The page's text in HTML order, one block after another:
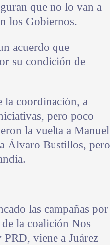
que no lo van a
los Gobiernos.
acuerdo que
su condición de
la coordinación, a
pero poco
la vuelta a Manuel
Álvaro Bustillos, pero
las campañas por
de la coalición Nos
viene a Juárez